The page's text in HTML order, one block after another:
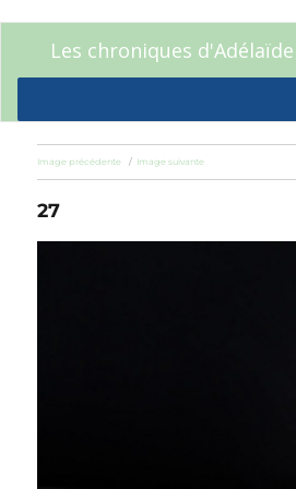
Les chroniques d'Adélaïde
Image précédente Image suivante
27